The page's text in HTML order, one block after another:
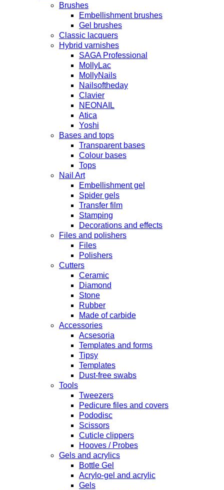
Brushes
Embellishment brushes
Gel brushes
Classic lacquers
Hybrid varnishes
SAGA Professional
MollyLac
MollyNails
Nailsoftheday
Clavier
NEONAIL
Atica
Yoshi
Bases and tops
Transparent bases
Colour bases
Tops
Nail Art
Embellishment gel
Spider gels
Transfer film
Stamping
Decorations and effects
Files and polishers
Files
Polishers
Cutters
Ceramic
Diamond
Stone
Rubber
Made of carbide
Accessories
Acsesoria
Templates and forms
Tipsy
Templates
Dust-free swabs
Tools
Tweezers
Pedicure files and covers
Pododisc
Scissors
Cuticle clippers
Hooves / Probes
Gels and acrylics
Bottle Gel
Acrylo-gel and acrylic
Gels